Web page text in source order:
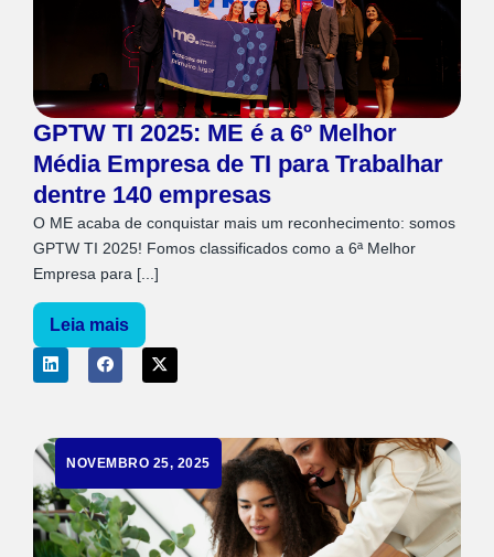
GPTW TI 2025: ME é a 6º Melhor
Média Empresa de TI para Trabalhar
dentre 140 empresas
O ME acaba de conquistar mais um reconhecimento: somos
GPTW TI 2025! Fomos classificados como a 6ª Melhor
Empresa para [...]
Leia mais
NOVEMBRO 25, 2025